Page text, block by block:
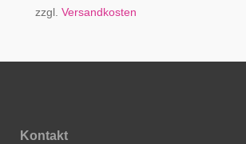
zzgl. Versandkosten
Kontakt